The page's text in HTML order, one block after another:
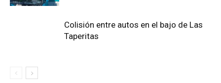
Colisión entre autos en el bajo de Las
Taperitas